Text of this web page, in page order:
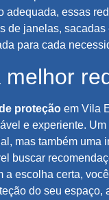
adequada, essas
de janelas,
para cada
melhor
proteção em Vila
e experiente.
mas também uma
buscar
a escolha certa,
do seu espaço,